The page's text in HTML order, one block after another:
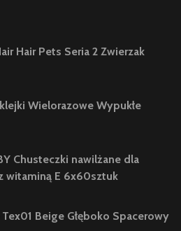
Hair Pets Seria 2 Zwierzak
Wielorazowe Wypukłe
Chusteczki nawilżane dla
witaminą E 6x60sztuk
Beige Głęboko Spacerowy